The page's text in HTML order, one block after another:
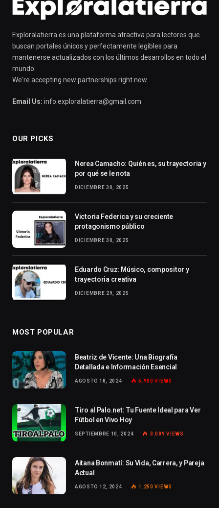
Exploralatierra es una plataforma atractiva para lectores que
buscan portales únicos y perfectamente legibles para
mantenerse actualizados con los últimos desarrollos en todo el
mundo.
We're accepting new partnerships right now.
Email Us: info.exploralatierra@gmail.com
OUR PICKS
Nerea Camacho: Quién es, su trayectoria y
por qué se le nota
DICIEMBRE 30, 2025
Victoria Federica y su creciente
protagonismo público
DICIEMBRE 30, 2025
Eduardo Cruz: Músico, compositor y
trayectoria creativa
DICIEMBRE 29, 2025
MOST POPULAR
Beatriz de Vicente: Una Biografía
Detallada e Información Esencial
AGOSTO 18, 2024 5.900VIEWS
Tiro al Palo.net: Tu Fuente Ideal para Ver
Fútbol en Vivo Hoy
SEPTIEMBRE 10, 2024 3.089VIEWS
Aitana Bonmatí: Su Vida, Carrera, y Pareja
Actual
AGOSTO 12, 2024 1.250VIEWS